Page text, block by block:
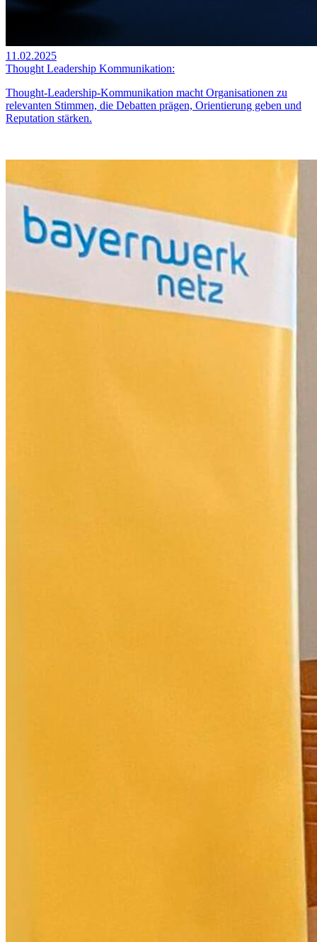
11.02.2025
Thought Leadership Kommunikation:
Thought-Leadership-Kommunikation macht Organisationen zu
relevanten Stimmen, die Debatten prägen, Orientierung geben und
Reputation stärken.